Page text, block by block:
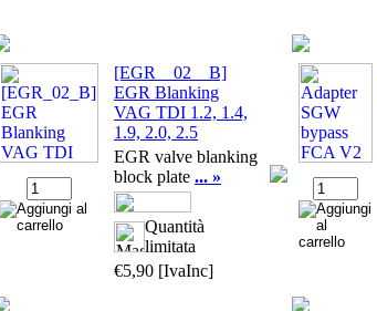
[EGR _ 02 _ B]
EGR Blanking
VAG TDI 1.2, 1.4,
1.9, 2.0, 2.5
EGR valve blanking
block plate ... »
Quantità
limitata
€5,90 [IvaInc]